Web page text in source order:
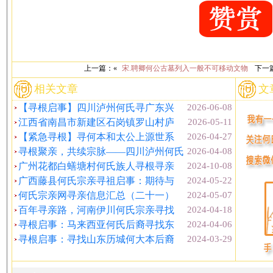
上一篇：« 宋.聘卿何公古墓列入一般不可移动文物 下一
相关文章
2026-06-08
【寻根启事】四川泸州何氏寻广东兴
2026-05-11
江西省南昌市新建区石岗镇罗山村庐
2026-04-27
【紧急寻根】寻何本和太公上源世系
2026-04-08
寻根聚亲，共续宗脉——四川泸州何氏
2024-10-08
广州花都白蟮塘村何氏族人寻根寻亲
2024-05-22
广西藤县何氏宗亲寻祖启事：期待与
2024-05-07
何氏宗亲网寻亲信息汇总（二十一）
2024-04-18
百年寻亲路，河南伊川何氏宗亲寻找
2024-04-06
寻根启事：马来西亚何氏后裔寻找东
2024-03-29
寻根启事：寻找山东历城何大本后裔
文